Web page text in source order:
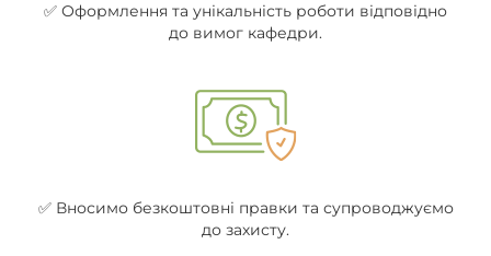
✅ Оформлення та унікальність роботи відповідно
до вимог кафедри.
✅ Вносимо безкоштовні правки та супроводжуємо
до захисту.